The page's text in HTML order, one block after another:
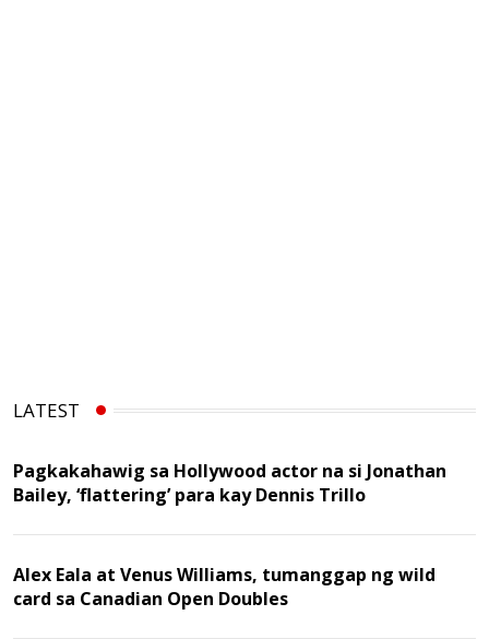
LATEST
Pagkakahawig sa Hollywood actor na si Jonathan
Bailey, ‘flattering’ para kay Dennis Trillo
Alex Eala at Venus Williams, tumanggap ng wild
card sa Canadian Open Doubles